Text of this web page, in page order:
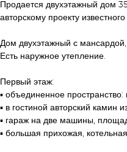
Продается двухэтажный дом
авторскому проекту
Дом двухэтажный с
Есть наружное утепление.
Первый этаж:
▪︎ объединенное
▪︎ в гостиной авторский камин
▪︎ гараж на две машины,
▪︎ большая прихожая,